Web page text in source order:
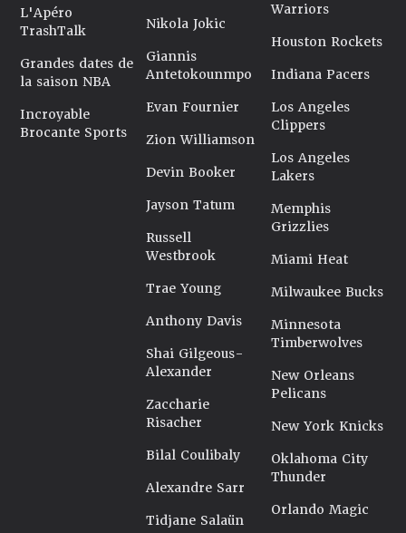
L'Apéro
TrashTalk
Grandes dates de
la saison NBA
Incroyable
Brocante Sports
Nikola Jokic
Giannis
Antetokounmpo
Evan Fournier
Zion Williamson
Devin Booker
Jayson Tatum
Russell
Westbrook
Trae Young
Anthony Davis
Shai Gilgeous-
Alexander
Zaccharie
Risacher
Bilal Coulibaly
Alexandre Sarr
Tidjane Salaün
Warriors
Houston Rockets
Indiana Pacers
Los Angeles
Clippers
Los Angeles
Lakers
Memphis
Grizzlies
Miami Heat
Milwaukee Bucks
Minnesota
Timberwolves
New Orleans
Pelicans
New York Knicks
Oklahoma City
Thunder
Orlando Magic